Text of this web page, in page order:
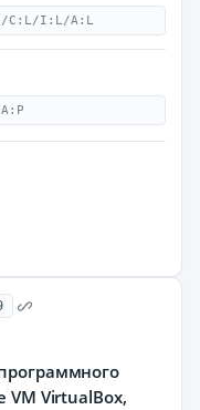
C:L/I:L/A:L
VM VirtualBox,